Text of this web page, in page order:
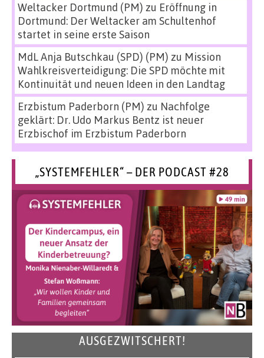
Weltacker Dortmund (PM) zu Eröffnung in
Dortmund: Der Weltacker am Schultenhof
startet in seine erste Saison
MdL Anja Butschkau (SPD) (PM) zu Mission
Wahlkreisverteidigung: Die SPD möchte mit
Kontinuität und neuen Ideen in den Landtag
Erzbistum Paderborn (PM) zu Nachfolge
geklärt: Dr. Udo Markus Bentz ist neuer
Erzbischof im Erzbistum Paderborn
„SYSTEMFEHLER“ – DER PODCAST #28
AUSGEZWITSCHERT!